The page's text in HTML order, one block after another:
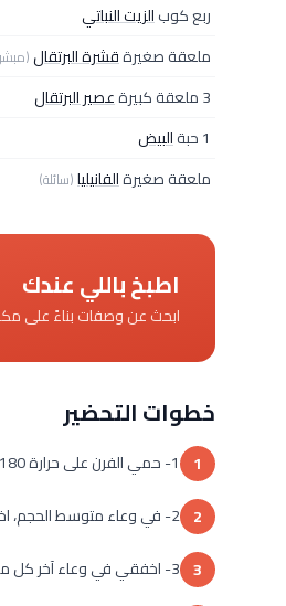
ربع كوبالزيت النباتي
ملعقة صغيرةقشرة البرتقال
3 ملعقة كبيرة
عصير البرتقال
1 حبة
البيض
ملعقة صغيرةالفانيليا(سائلة)
اطبخ باللي عندك
ابحث عن وصفات بناءً على
خطوات التحضير
1
1- حمي الفرن على حرارة 180 درجة مئوية.
2 2- في وعاء متوسط الحجم، اخلطي كل من الدقيق، السكر، البايكنغ باودر والبايكنغ صودا.
3 3- اخفقي في وعاء آخر كل من الزيت، قشر البرتقال، عصير البرتقال، البيض، الفانيليا ولبن الزبادي.